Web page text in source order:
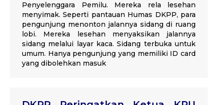
Penyelenggara Pemilu. Mereka rela lesehan
menyimak. Seperti pantauan Humas DKPP, para
pengunjung menonton jalannya sidang di ruang
lobi. Mereka lesehan menyaksikan jalannya
sidang melalui layar kaca. Sidang terbuka untuk
umum. Hanya pengunjung yang memiliki ID card
yang dibolehkan masuk